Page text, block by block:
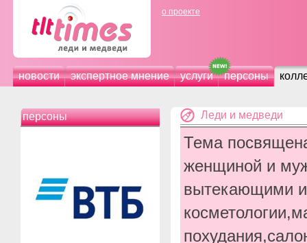
о проекте
новости экспертное мнение услуги персоны
персоны Леди и медведи
Тема
женщиной и
вытекающими